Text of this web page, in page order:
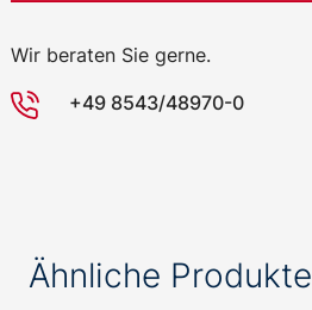
Wir beraten Sie gerne.
+49 8543/48970-0
Ähnliche Produkte